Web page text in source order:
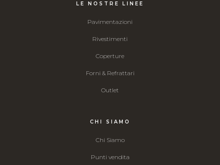
LE NOSTRE LINEE
Pavimentazioni
Rivestimenti
Coperture
Forni & Refrattari
Outlet
CHI SIAMO
Chi Siamo
Punti vendita